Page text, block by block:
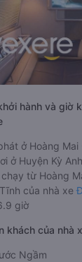
hành và giờ
ở Hoàng
ở Huyện Kỳ
từ Hoàng
của nhà xe
giờ
khách của nhà
Ngầm